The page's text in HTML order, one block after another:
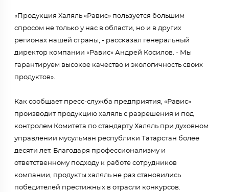
«Продукция Халяль «Равис» пользуется большим
спросом не только у нас в области, но и в других
регионах нашей страны, - рассказал генеральный
директор компании «Равис» Андрей Косилов. - Мы
гарантируем высокое качество и экологичность своих
продуктов».
Как сообщает пресс-служба предприятия, «Равис»
производит продукцию халяль с разрешения и под
контролем Комитета по стандарту Халяль при духовном
управлении мусульман республики Татарстан более
десяти лет. Благодаря профессионализму и
ответственному подходу к работе сотрудников
компании, продукты халяль не раз становились
победителей престижных в отрасли конкурсов.